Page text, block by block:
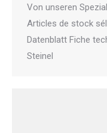
Von unseren
Articles de stock
Datenblatt Fiche
Steinel